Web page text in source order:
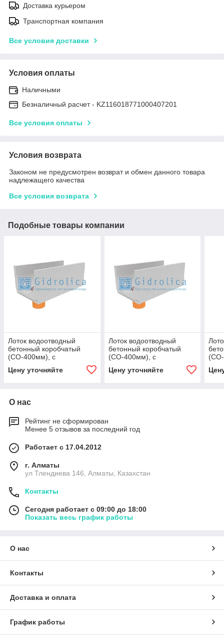
Доставка курьером
Транспортная компания
Все условия доставки
Условия оплаты
Наличными
Безналичный расчет - KZ116018771000407201
Все условия оплаты
Условия возврата
Законом не предусмотрен возврат и обмен данного товара
надлежащего качества
Все условия возврата
Подобные товары компании
Лоток водоотводный
бетонный коробчатый
(СО-400мм), с
100.49,4(40).39,5(32,5) -
Цену уточняйте
Лоток водоотводный
бетонный коробчатый
(СО-400мм), с
100.49,4(40).39,5(32,5) -
Цену уточняйте
О нас
Рейтинг не сформирован
Менее 5 отзывов за последний год
Работает с 17.04.2012
г. Алматы
ул Тлендиева 146, Алматы, Казахстан
Контакты
Сегодня работает с 09:00 до 18:00
Показать весь график работы
О нас
Контакты
Доставка и оплата
График работы